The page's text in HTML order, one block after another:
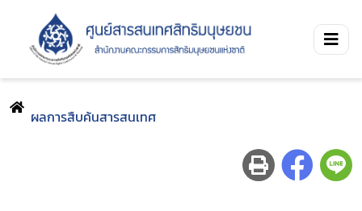
ผลการสืบค้นสารสนเทศ